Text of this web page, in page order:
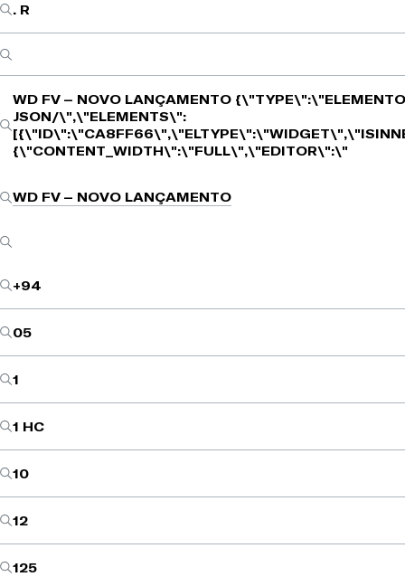
. R
WD FV – NOVO LANÇAMENTO
JSON/\",\"ELEMENTS\":
{\"CONTENT_WIDTH\":\"FULL\",\"EDITOR\":\"
WD FV – NOVO LANÇAMENTO
+94
05
1
1 HC
10
12
125